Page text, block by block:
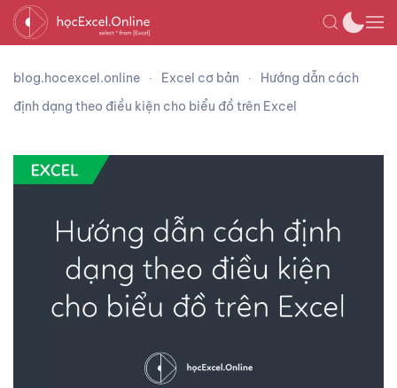
blog.hocexcel.online Excel cơ bản
Hướng dẫn cách
định dạng theo điều kiện cho biểu đồ trên Excel